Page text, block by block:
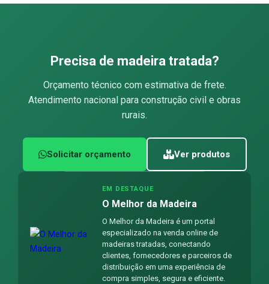
Precisa de madeira tratada?
Orçamento técnico com estimativa de frete.
Atendimento nacional para construção civil e obras
rurais.
Solicitar orçamento Ver produtos
EM DESTAQUE
O Melhor da Madeira
O Melhor da Madeira é um portal
especializado na venda online de
madeiras tratadas, conectando
clientes, fornecedores e parceiros de
distribuição em uma experiência de
compra simples, segura e eficiente.